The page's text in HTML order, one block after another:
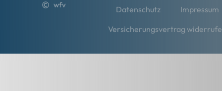
wfv Datenschutz
Impressum
Versicherungsvertrag